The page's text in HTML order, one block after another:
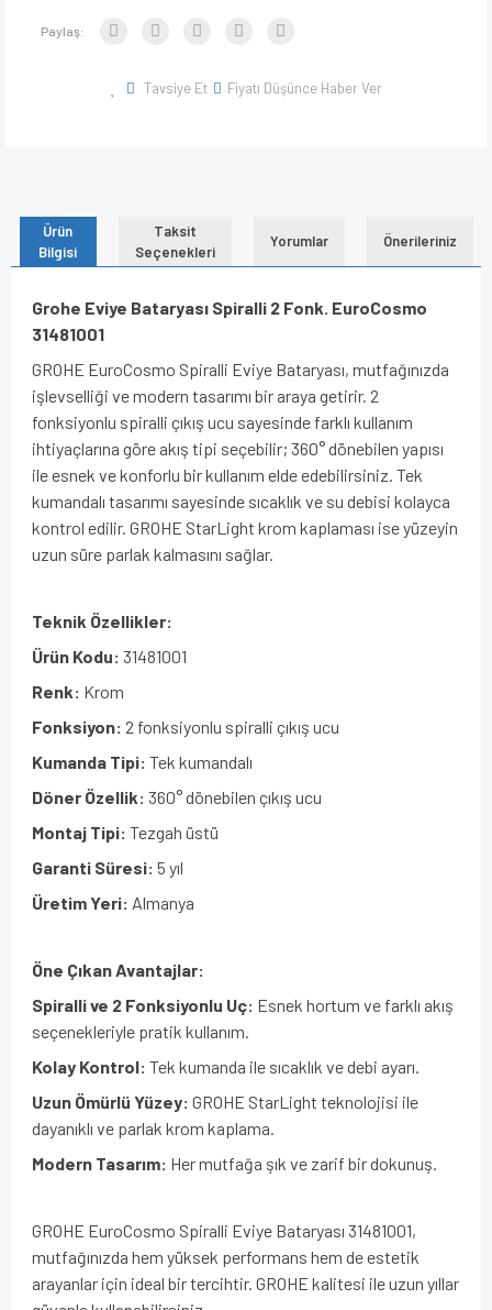
Paylaş:
Tavsiye Et Fiyatı Düşünce Haber Ver
Ürün
Bilgisi
Taksit
Seçenekleri
Yorumlar Önerileriniz
Grohe Eviye Bataryası Spiralli 2 Fonk. EuroCosmo
31481001
GROHE EuroCosmo Spiralli Eviye Bataryası, mutfağınızda
işlevselliği ve modern tasarımı bir araya getirir. 2
fonksiyonlu spiralli çıkış ucu sayesinde farklı kullanım
ihtiyaçlarına göre akış tipi seçebilir; 360° dönebilen yapısı
ile esnek ve konforlu bir kullanım elde edebilirsiniz. Tek
kumandalı tasarımı sayesinde sıcaklık ve su debisi kolayca
kontrol edilir. GROHE StarLight krom kaplaması ise yüzeyin
uzun süre parlak kalmasını sağlar.
Teknik Özellikler:
Ürün Kodu: 31481001
Renk: Krom
Fonksiyon: 2 fonksiyonlu spiralli çıkış ucu
Kumanda Tipi: Tek kumandalı
Döner Özellik: 360° dönebilen çıkış ucu
Montaj Tipi: Tezgah üstü
Garanti Süresi: 5 yıl
Üretim Yeri: Almanya
Öne Çıkan Avantajlar:
Spiralli ve 2 Fonksiyonlu Uç: Esnek hortum ve farklı akış
seçenekleriyle pratik kullanım.
Kolay Kontrol: Tek kumanda ile sıcaklık ve debi ayarı.
Uzun Ömürlü Yüzey: GROHE StarLight teknolojisi ile
dayanıklı ve parlak krom kaplama.
Modern Tasarım: Her mutfağa şık ve zarif bir dokunuş.
GROHE EuroCosmo Spiralli Eviye Bataryası 31481001,
mutfağınızda hem yüksek performans hem de estetik
arayanlar için ideal bir tercihtir. GROHE kalitesi ile uzun yıllar